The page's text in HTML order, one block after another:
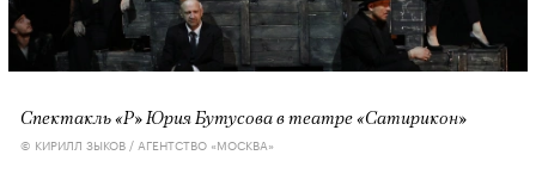
Спектакль «Р» Юрия Бутусова в театре «Сатирикон»
© КИРИЛЛ ЗЫКОВ / АГЕНТСТВО «МОСКВА»